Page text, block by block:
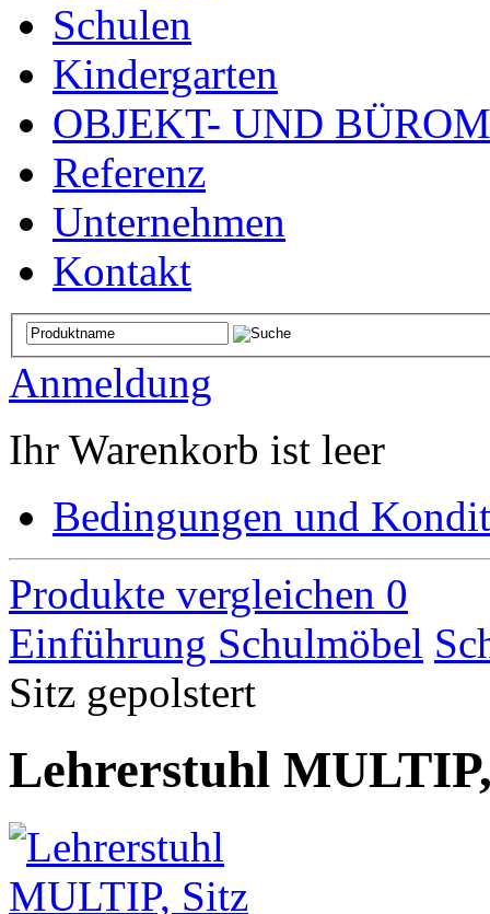
Schulen
Kindergarten
OBJEKT- UND
Referenz
Unternehmen
Kontakt
Anmeldung
Ihr Warenkorb ist leer
Bedingungen und
Produkte vergleichen 0
Einführung Schulmöbel
Sitz gepolstert
Lehrerstuhl